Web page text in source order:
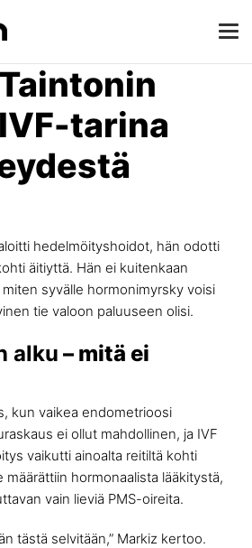
tarina
hedelmöityshoidot, hän odotti
äitiyttä. Hän ei kuitenkaan
syvälle hormonimyrsky voisi
tie valoon paluuseen olisi.
alku – mitä ei
kun vaikea endometrioosi
ei ollut mahdollinen, ja IVF
vaikutti ainoalta reitiltä kohti
määrättiin hormonaalista lääkitystä,
vain lieviä PMS-oireita.
tästä selvitään,” Markiz kertoo.